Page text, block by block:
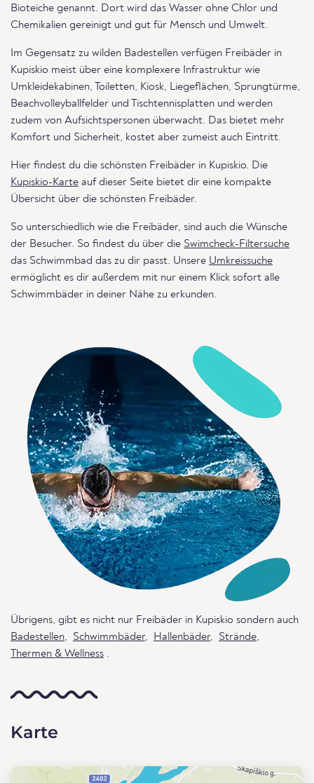
Bioteiche genannt. Dort wird das Wasser ohne Chlor und
Chemikalien gereinigt und gut für Mensch und Umwelt.
Im Gegensatz zu wilden Badestellen verfügen Freibäder in
Kupiskio meist über eine komplexere Infrastruktur wie
Umkleidekabinen, Toiletten, Kiosk, Liegeflächen, Sprungtürme,
Beachvolleyballfelder und Tischtennisplatten und werden
zudem von Aufsichtspersonen überwacht. Das bietet mehr
Komfort und Sicherheit, kostet aber zumeist auch Eintritt.
Hier findest du die schönsten Freibäder in Kupiskio. Die
Kupiskio-Karte auf dieser Seite bietet dir eine kompakte
Übersicht über die schönsten Freibäder.
So unterschiedlich wie die Freibäder, sind auch die Wünsche
der Besucher. So findest du über die Swimcheck-Filtersuche
das Schwimmbad das zu dir passt. Unsere Umkreissuche
ermöglicht es dir außerdem mit nur einem Klick sofort alle
Schwimmbäder in deiner Nähe zu erkunden.
Übrigens, gibt es nicht nur Freibäder in Kupiskio sondern auch
Badestellen, Schwimmbäder, Hallenbäder, Strände,
Thermen & Wellness .
Karte